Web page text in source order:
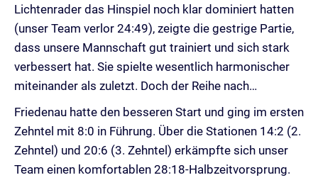
Lichtenrader das Hinspiel noch klar dominiert hatten
(unser Team verlor 24:49), zeigte die gestrige Partie,
dass unsere Mannschaft gut trainiert und sich stark
verbessert hat. Sie spielte wesentlich harmonischer
miteinander als zuletzt. Doch der Reihe nach…
Friedenau hatte den besseren Start und ging im ersten
Zehntel mit 8:0 in Führung. Über die Stationen 14:2 (2.
Zehntel) und 20:6 (3. Zehntel) erkämpfte sich unser
Team einen komfortablen 28:18-Halbzeitvorsprung.